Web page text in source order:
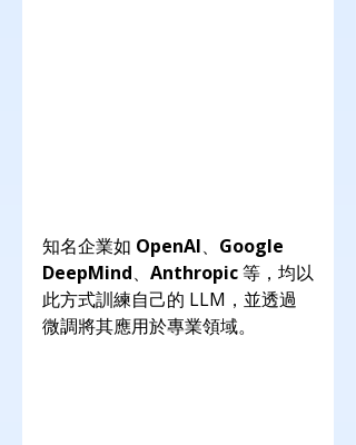
知名企業如 OpenAI、 Google
DeepMind、 Anthropic 等，均以
此方式訓練自己的 LLM，並透過
微調將其應用於專業領域。